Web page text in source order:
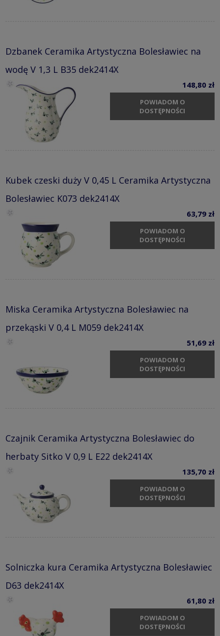
Dzbanek Ceramika Artystyczna Bolesławiec na
wodę V 1,3 L B35 dek2414X
148,80 zł
POWIADOM O
DOSTĘPNOŚCI
Kubek czeski duży V 0,45 L Ceramika Artystyczna
Bolesławiec K073 dek2414X
63,79 zł
POWIADOM O
DOSTĘPNOŚCI
Miska Ceramika Artystyczna Bolesławiec na
przekąski V 0,4 L M059 dek2414X
51,69 zł
POWIADOM O
DOSTĘPNOŚCI
Czajnik Ceramika Artystyczna Bolesławiec do
herbaty Sitko V 0,9 L E22 dek2414X
135,70 zł
POWIADOM O
DOSTĘPNOŚCI
Solniczka kura Ceramika Artystyczna Bolesławiec
D63 dek2414X
61,80 zł
POWIADOM O
DOSTĘPNOŚCI